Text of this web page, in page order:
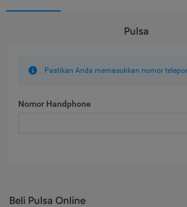
Pulsa
Pastikan Anda memasukkan nomor
Nomor Handphone
Beli Pulsa Online